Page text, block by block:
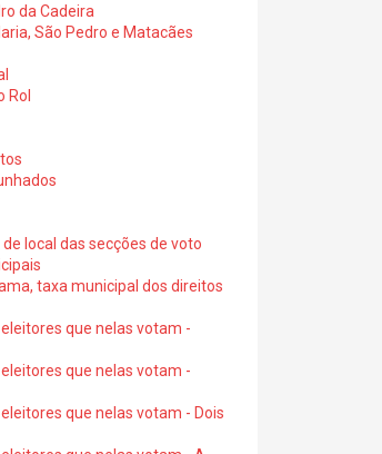
da Cadeira
São Pedro e Matacães
Rol
local das secções de voto
taxa municipal dos direitos
que nelas votam -
que nelas votam -
que nelas votam - Dois